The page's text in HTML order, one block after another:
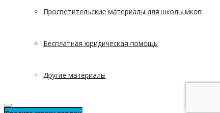
Просветительские материалы для школьников
Бесплатная юридическая помощь
Другие материалы